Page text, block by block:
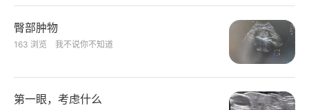
臀部肿物
163 浏览 我不说你不知道
第一眼，考虑什么